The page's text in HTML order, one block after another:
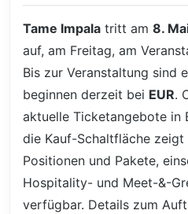
Tame Impala tritt am 8.
auf, am Freitag, am
Bis zur Veranstaltung sind
beginnen derzeit bei EUR.
aktuelle Ticketangebote
die Kauf-Schaltfläche
Positionen und Pakete,
Hospitality- und Meet-&-
verfügbar. Details zum